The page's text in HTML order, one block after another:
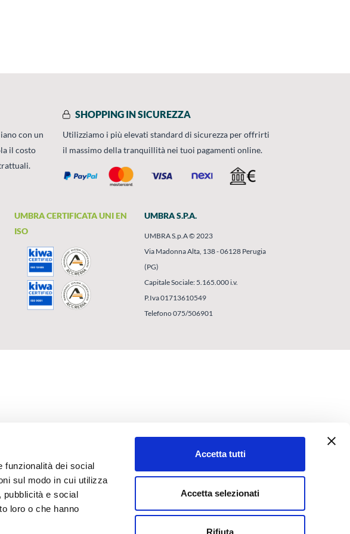
funzionalità dei social
sul modo in cui utilizza
pubblicità e social
loro o che hanno
Accetta tutti
Accetta selezionati
Rifiuta
con un
il costo
SHOPPING IN SICUREZZA
Utilizziamo i più elevati standard di sicurezza per offrirti
il massimo della tranquillità nei tuoi pagamenti online.
UMBRA CERTIFICATA UNI EN
ISO
UMBRA S.P.A.
UMBRA S.p.A © 2023
Via Madonna Alta, 138 - 06128 Perugia
(PG)
Capitale Sociale: 5.165.000 i.v.
P.Iva 01713610549
Telefono 075/506901